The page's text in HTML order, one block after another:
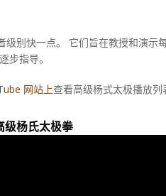
级别快一点。 它们旨在教授和演示
步指导。
网站上查看高级杨式太极播放列
级杨氏太极拳